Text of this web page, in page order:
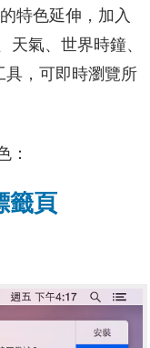
特色延伸，加入
氣、世界時鐘、
具，可即時瀏覽所
：
籤頁